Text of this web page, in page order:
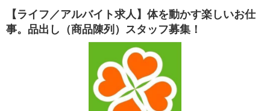
【ライフ／アルバイト求人】体を動かす楽しいお仕
事。品出し（商品陳列）スタッフ募集！